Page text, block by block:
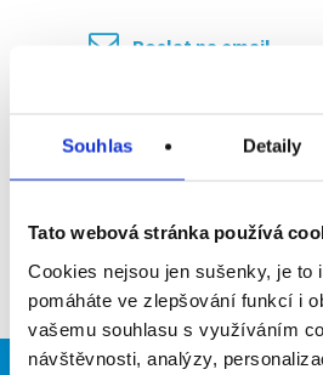
Souhlas Detaily
Tato webová stránka používá
Cookies nejsou jen sušenky, je to
pomáháte ve zlepšování funkcí i
vašemu souhlasu s využíváním
návštěvnosti, analýzy,
Poslat na email
Přidat do oblíbených
Zpět